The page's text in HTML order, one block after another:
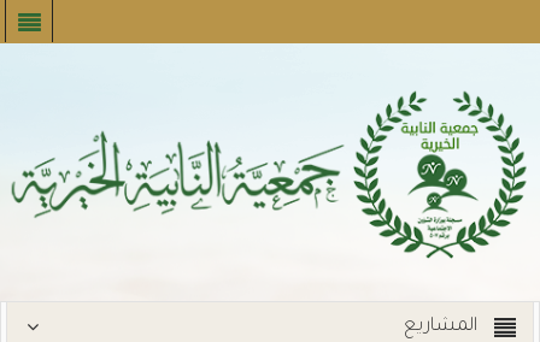
المشاريع